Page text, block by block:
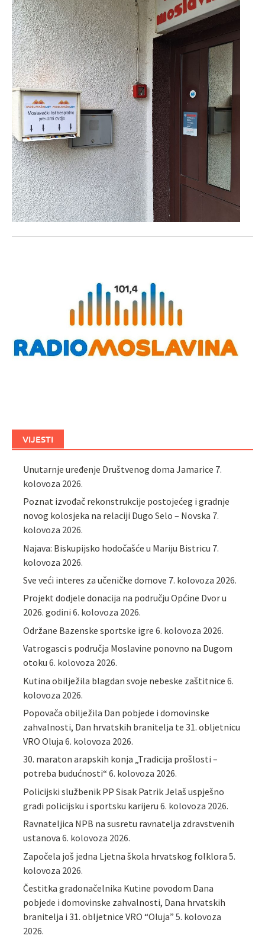
VIJESTI
Unutarnje uređenje Društvenog doma Jamarice 7.
kolovoza 2026.
Poznat izvođač rekonstrukcije postojećeg i gradnje
novog kolosjeka na relaciji Dugo Selo – Novska 7.
kolovoza 2026.
Najava: Biskupijsko hodočašće u Mariju Bistricu 7.
kolovoza 2026.
Sve veći interes za učeničke domove 7. kolovoza 2026.
Projekt dodjele donacija na području Općine Dvor u
2026. godini 6. kolovoza 2026.
Održane Bazenske sportske igre 6. kolovoza 2026.
Vatrogasci s područja Moslavine ponovno na Dugom
otoku 6. kolovoza 2026.
Kutina obilježila blagdan svoje nebeske zaštitnice 6.
kolovoza 2026.
Popovača obilježila Dan pobjede i domovinske
zahvalnosti, Dan hrvatskih branitelja te 31. obljetnicu
VRO Oluja 6. kolovoza 2026.
30. maraton arapskih konja „Tradicija prošlosti –
potreba budućnosti“ 6. kolovoza 2026.
Policijski službenik PP Sisak Patrik Jelaš uspješno
gradi policijsku i sportsku karijeru 6. kolovoza 2026.
Ravnateljica NPB na susretu ravnatelja zdravstvenih
ustanova 6. kolovoza 2026.
Započela još jedna Ljetna škola hrvatskog folklora 5.
kolovoza 2026.
Čestitka gradonačelnika Kutine povodom Dana
pobjede i domovinske zahvalnosti, Dana hrvatskih
branitelja i 31. obljetnice VRO “Oluja” 5. kolovoza
2026.